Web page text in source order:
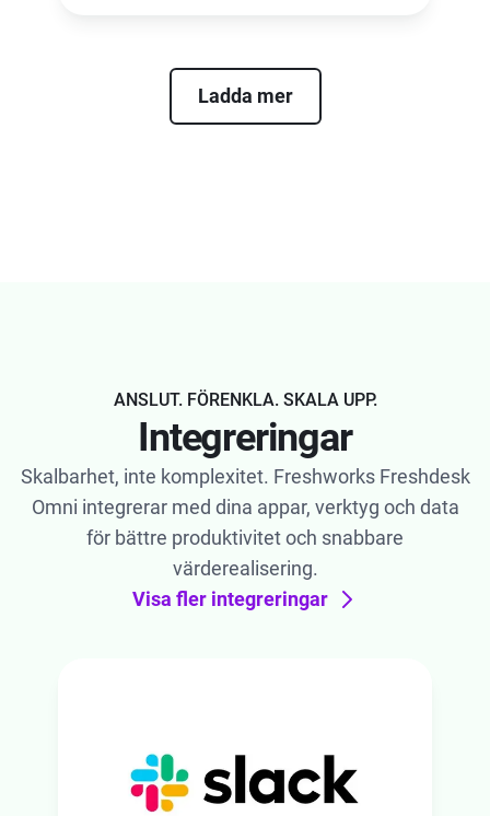
Ladda mer
ANSLUT. FÖRENKLA. SKALA UPP.
Integreringar
Skalbarhet, inte komplexitet. Freshworks Freshdesk
Omni integrerar med dina appar, verktyg och data
för bättre produktivitet och snabbare
värderealisering.
Visa fler integreringar